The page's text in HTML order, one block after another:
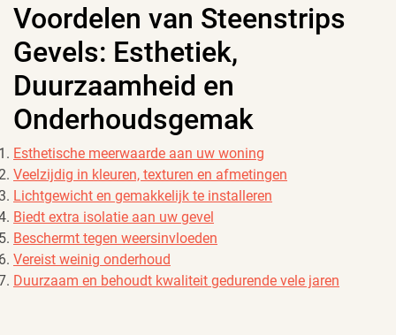
Voordelen van Steenstrips
Gevels: Esthetiek,
Duurzaamheid en
Onderhoudsgemak
Esthetische meerwaarde aan uw woning
Veelzijdig in kleuren, texturen en afmetingen
Lichtgewicht en gemakkelijk te installeren
Biedt extra isolatie aan uw gevel
Beschermt tegen weersinvloeden
Vereist weinig onderhoud
Duurzaam en behoudt kwaliteit gedurende vele jaren